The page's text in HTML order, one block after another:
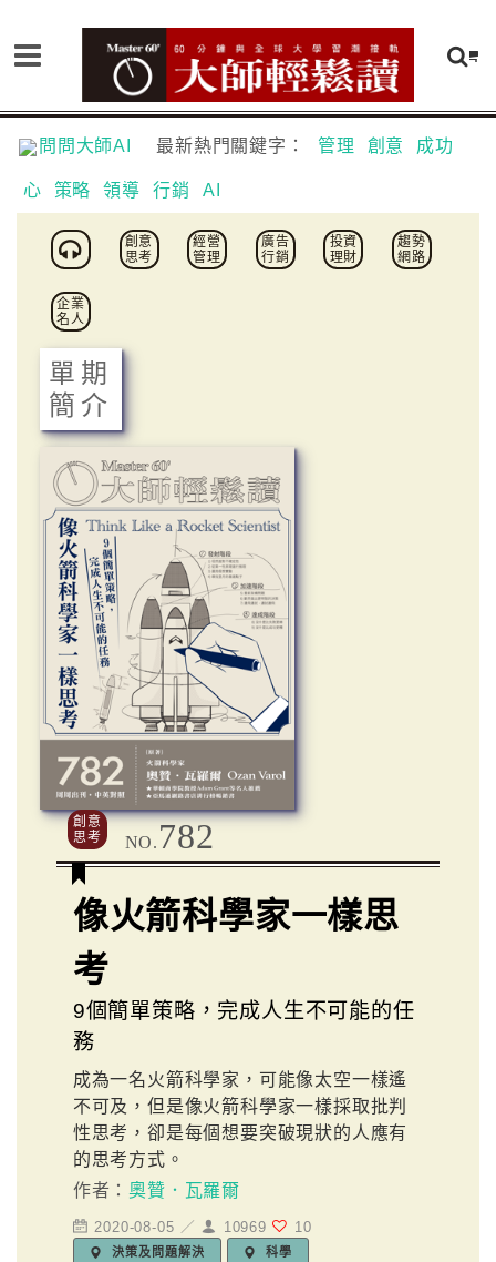
問問大師AI 最新熱門關鍵字： 管理 創意 成功
心 策略 領導 行銷 AI
創意
思考
經營
管理
廣告
行銷
投資
理財
趨勢
網路
企業
名人
單期
簡介
創意
思考
NO. 782
像火箭科學家一樣思
考
9個簡單策略，完成人生不可能的任
務
成為一名火箭科學家，可能像太空一樣遙
不可及，但是像火箭科學家一樣採取批判
性思考，卻是每個想要突破現狀的人應有
的思考方式。
作者：奧贊．瓦羅爾
2020-08-05 ／ 10969 10
決策及問題解決 科學